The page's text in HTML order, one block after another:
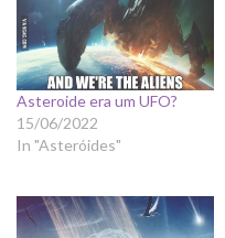
Asteroide era um UFO?
15/06/2022
In "Asteróides"